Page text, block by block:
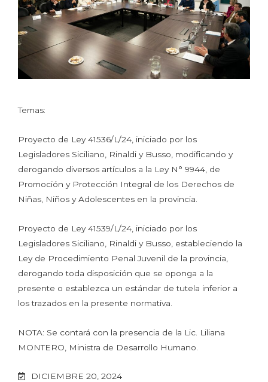
Temas:
Proyecto de Ley 41536/L/24, iniciado por los
Legisladores Siciliano, Rinaldi y Busso, modificando y
derogando diversos artículos a la Ley N° 9944, de
Promoción y Protección Integral de los Derechos de
Niñas, Niños y Adolescentes en la provincia.
Proyecto de Ley 41539/L/24, iniciado por los
Legisladores Siciliano, Rinaldi y Busso, estableciendo la
Ley de Procedimiento Penal Juvenil de la provincia,
derogando toda disposición que se oponga a la
presente o establezca un estándar de tutela inferior a
los trazados en la presente normativa.
NOTA: Se contará con la presencia de la Lic. Liliana
MONTERO, Ministra de Desarrollo Humano.
DICIEMBRE 20, 2024